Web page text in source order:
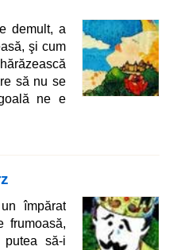
cand
pantofi
fara sa
exami
demult, a
şi cum
să nu se
ne e
dorit se
broască
şi-i
că-ţi va fi
împărat
frumoasă,
să-i